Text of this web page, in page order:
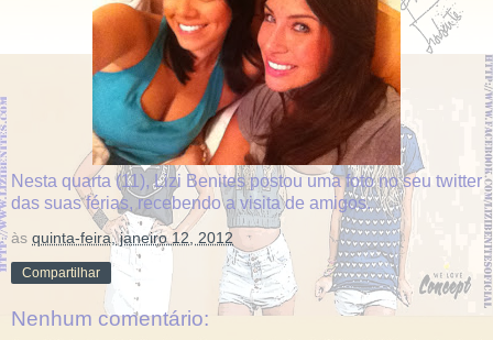
Nesta quarta (11), Lizi Benites postou uma foto no seu twitter
das suas férias, recebendo a visita de amigos.
às quinta-feira, janeiro 12, 2012
Compartilhar
Nenhum comentário: